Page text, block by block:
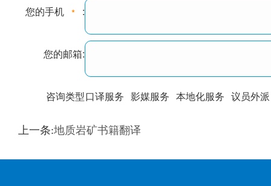
您的手机 :
您的邮箱:
咨询类型口译服务 影媒服务 本地化服务 议员外派
训翻译 标准级
上一条:地质岩矿书籍翻译